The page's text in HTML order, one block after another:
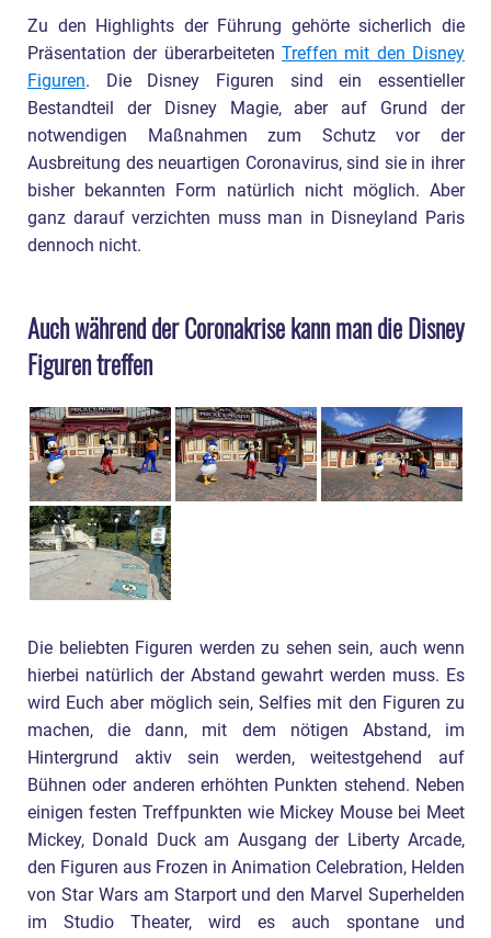
Zu den Highlights der Führung gehörte sicherlich die
Präsentation der überarbeiteten Treffen mit den Disney
Figuren. Die Disney Figuren sind ein essentieller
Bestandteil der Disney Magie, aber auf Grund der
notwendigen Maßnahmen zum Schutz vor der
Ausbreitung des neuartigen Coronavirus, sind sie in ihrer
bisher bekannten Form natürlich nicht möglich. Aber
ganz darauf verzichten muss man in Disneyland Paris
dennoch nicht.
Auch während der Coronakrise kann man die Disney
Figuren treffen
Die beliebten Figuren werden zu sehen sein, auch wenn
hierbei natürlich der Abstand gewahrt werden muss. Es
wird Euch aber möglich sein, Selfies mit den Figuren zu
machen, die dann, mit dem nötigen Abstand, im
Hintergrund aktiv sein werden, weitestgehend auf
Bühnen oder anderen erhöhten Punkten stehend. Neben
einigen festen Treffpunkten wie Mickey Mouse bei Meet
Mickey, Donald Duck am Ausgang der Liberty Arcade,
den Figuren aus Frozen in Animation Celebration, Helden
von Star Wars am Starport und den Marvel Superhelden
im Studio Theater, wird es auch spontane und